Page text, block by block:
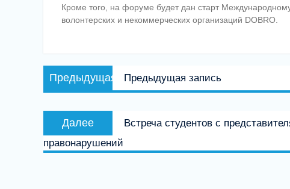
Кроме того, на форуме будет дан старт
волонтерских и некоммерческих организаций DOBRO.
Навигация
по
Предыдущая
запись:
Предыдущая запись
Далее
запись:
Встреча студентов с
правонарушений